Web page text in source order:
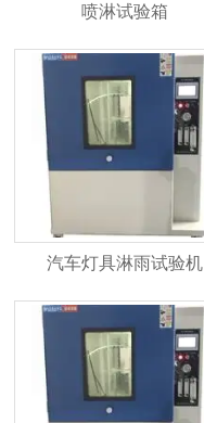
喷淋试验箱
汽车灯具淋雨试验机